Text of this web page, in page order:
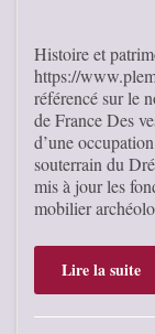
Histoire et
https://
référencé sur le
de France Des
d’une
souterrain du
mis à jour les
mobilier
Lire la suite